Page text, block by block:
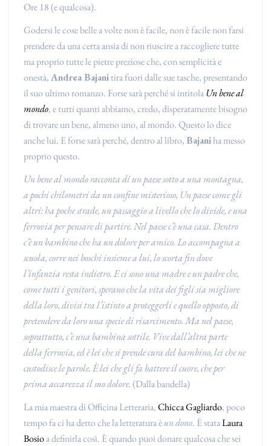
Ore 18 (e qualcosa).
Godersi le cose belle a volte non è facile, non è facile non farsi
prendere da una certa ansia di non riuscire a raccogliere tutte
ma proprio tutte le pietre preziose che, con semplicità e
onestà,Andrea Bajanitira fuori dalle sue tasche, presentando
il suo ultimo romanzo. Forse sarà perché si intitolaUn bene al
mondo, e tutti quanti abbiamo, credo, disperatamente bisogno
di trovare un bene, almeno uno, al mondo. Questo lo dice
anche lui. E forse sarà perché, dentro al libro, Bajaniha messo
proprio questo.
Un bene al mondo racconta di un paese sotto a una montagna,
a pochi chilometri da un confine misterioso, Un paese come gli
altri: ha poche strade, un passaggio a livello che lo divide, e una
ferrovia per pensare di partire. Nel paese c’è una casa. Dentro
c’è un bambino che ha un dolore per amico. Lo accompagna a
scuola, corre nei boschi insieme a lui, lo scorta fin dove
l’infanzia resta indietro. E ci sono una madre e un padre che,
come tutti i genitori, sperano che la vita dei figli sia migliore
della loro, divisi tra l’istinto a proteggerli e quello opposto, di
pretendere da loro una specie di risarcimento. Ma nel paese,
soprattutto, c’è una bambina sottile. Vive dall’altra parte
della ferrovia, ed è lei che si prende cura del bambino, lei che ne
custodisce le parole. È lei che gli fa battere il cuore, che per
prima accarezza il suo dolore.(Dalla bandella)
La mia maestra di Officina Letteraria,Chicca Gagliardo, poco
tempo fa ci ha detto che la letteratura èun dono. È stataLaura
Bosioa definirla così. È quando puoi donare qualcosa che sei